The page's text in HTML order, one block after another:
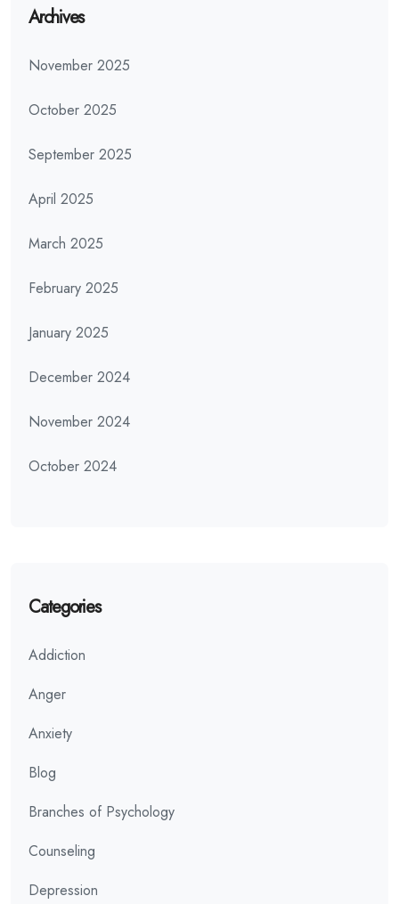
Archives
November 2025
October 2025
September 2025
April 2025
March 2025
February 2025
January 2025
December 2024
November 2024
October 2024
Categories
Addiction
Anger
Anxiety
Blog
Branches of Psychology
Counseling
Depression